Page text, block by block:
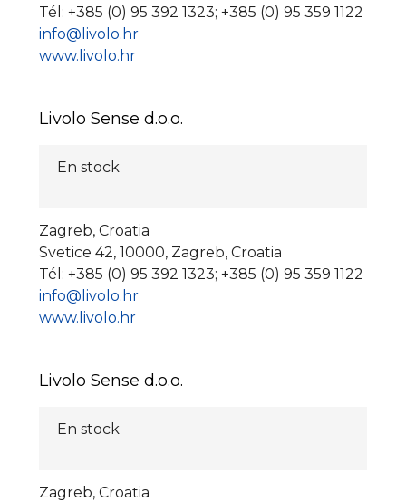
Tél: +385 (0) 95 392 1323; +385 (0) 95 359 1122
info@livolo.hr
www.livolo.hr
Livolo Sense d.o.o.
En stock
Zagreb, Croatia
Svetice 42, 10000, Zagreb, Croatia
Tél: +385 (0) 95 392 1323; +385 (0) 95 359 1122
info@livolo.hr
www.livolo.hr
Livolo Sense d.o.o.
En stock
Zagreb, Croatia